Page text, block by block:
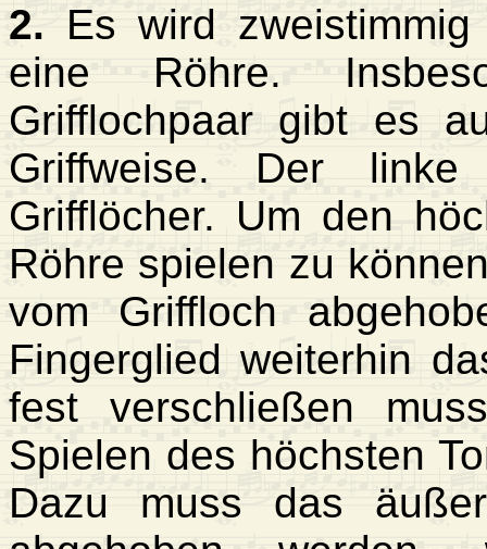
2. Es wird
eine Röhre.
Grifflochpaar gibt es
Griffweise. Der linke
Grifflöcher. Um den
Röhre spielen zu
vom Griffloch
Fingerglied weiterhin
fest verschließen
Spielen des höchsten
Dazu muss das